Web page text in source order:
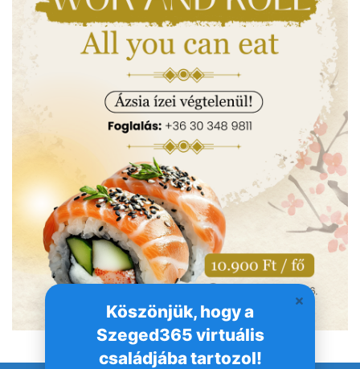
Köszönjük, hogy a
Szeged365 virtuális
családjába tartozol!